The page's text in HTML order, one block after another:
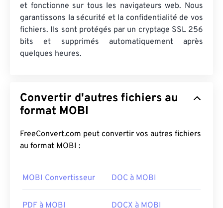
et fonctionne sur tous les navigateurs web. Nous
garantissons la sécurité et la confidentialité de vos
fichiers. Ils sont protégés par un cryptage SSL 256
bits et supprimés automatiquement après
quelques heures.
Convertir d'autres fichiers au
format MOBI
FreeConvert.com peut convertir vos autres fichiers
au format MOBI :
MOBI Convertisseur DOC à MOBI
PDF à MOBI DOCX à MOBI